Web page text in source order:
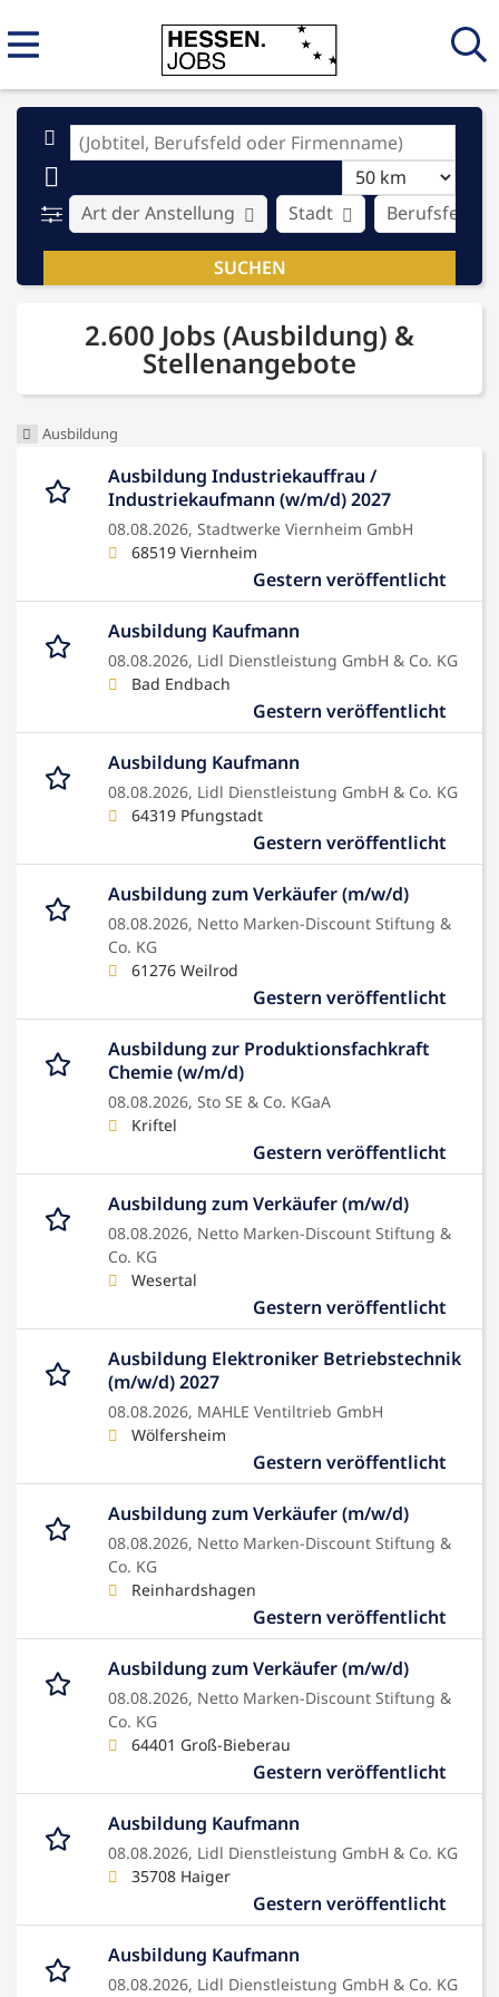
Stadt
Art der Anstellung Berufsfeld
2.600 Jobs (Ausbildung) &
Stellenangebote
Ausbildung
Ausbildung Industriekauffrau /
Industriekaufmann (w/m/d) 2027
08.08.2026, Stadtwerke Viernheim GmbH
68519 Viernheim
Gestern veröffentlicht
Ausbildung Kaufmann
08.08.2026, Lidl Dienstleistung GmbH & Co. KG
Bad Endbach
Gestern veröffentlicht
Ausbildung Kaufmann
08.08.2026, Lidl Dienstleistung GmbH & Co. KG
64319 Pfungstadt
Gestern veröffentlicht
Ausbildung zum Verkäufer (m/w/d)
08.08.2026, Netto Marken-Discount Stiftung &
Co. KG
61276 Weilrod
Gestern veröffentlicht
Ausbildung zur Produktionsfachkraft
Chemie (w/m/d)
08.08.2026, Sto SE & Co. KGaA
Kriftel
Gestern veröffentlicht
Ausbildung zum Verkäufer (m/w/d)
08.08.2026, Netto Marken-Discount Stiftung &
Co. KG
Wesertal
Gestern veröffentlicht
Ausbildung Elektroniker Betriebstechnik
(m/w/d) 2027
08.08.2026, MAHLE Ventiltrieb GmbH
Wölfersheim
Gestern veröffentlicht
Ausbildung zum Verkäufer (m/w/d)
08.08.2026, Netto Marken-Discount Stiftung &
Co. KG
Reinhardshagen
Gestern veröffentlicht
Ausbildung zum Verkäufer (m/w/d)
08.08.2026, Netto Marken-Discount Stiftung &
Co. KG
64401 Groß-Bieberau
Gestern veröffentlicht
Ausbildung Kaufmann
08.08.2026, Lidl Dienstleistung GmbH & Co. KG
35708 Haiger
Gestern veröffentlicht
Ausbildung Kaufmann
08.08.2026, Lidl Dienstleistung GmbH & Co. KG